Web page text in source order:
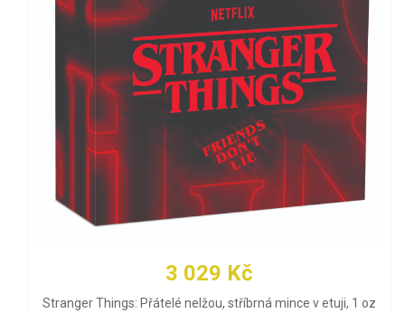
3 029 Kč
Stranger Things: Přátelé nelžou, stříbrná mince v etuji, 1 oz